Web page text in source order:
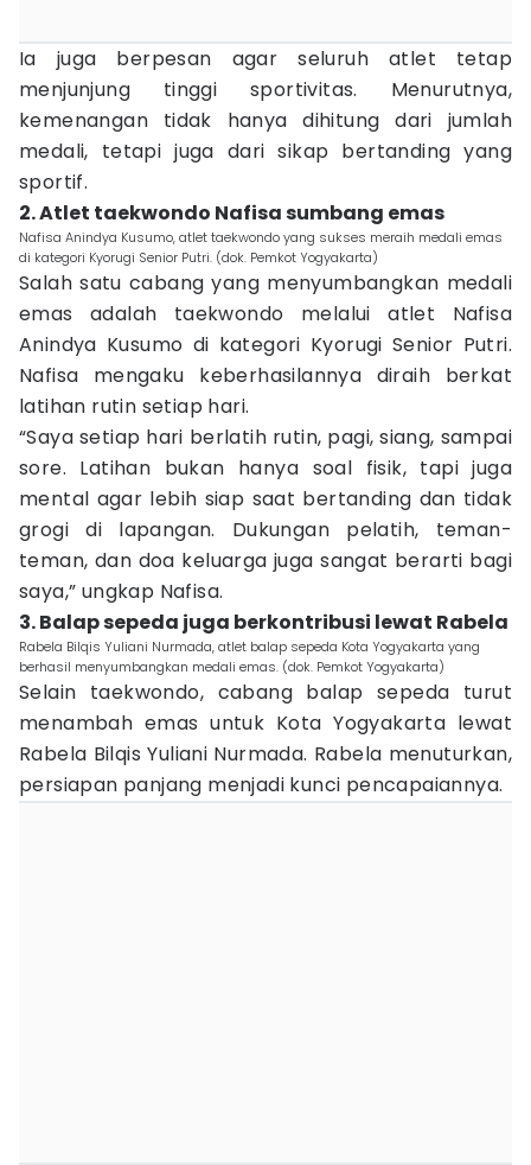
Ia juga berpesan agar seluruh atlet tetap
menjunjung tinggi sportivitas. Menurutnya,
kemenangan tidak hanya dihitung dari jumlah
medali, tetapi juga dari sikap bertanding yang
sportif.
2. Atlet taekwondo Nafisa sumbang emas
Nafisa Anindya Kusumo, atlet taekwondo yang sukses meraih medali emas
di kategori Kyorugi Senior Putri. (dok. Pemkot Yogyakarta)
Salah satu cabang yang menyumbangkan medali
emas adalah taekwondo melalui atlet Nafisa
Anindya Kusumo di kategori Kyorugi Senior Putri.
Nafisa mengaku keberhasilannya diraih berkat
latihan rutin setiap hari.
“Saya setiap hari berlatih rutin, pagi, siang, sampai
sore. Latihan bukan hanya soal fisik, tapi juga
mental agar lebih siap saat bertanding dan tidak
grogi di lapangan. Dukungan pelatih, teman-
teman, dan doa keluarga juga sangat berarti bagi
saya,” ungkap Nafisa.
3. Balap sepeda juga berkontribusi lewat Rabela
Rabela Bilqis Yuliani Nurmada, atlet balap sepeda Kota Yogyakarta yang
berhasil menyumbangkan medali emas. (dok. Pemkot Yogyakarta)
Selain taekwondo, cabang balap sepeda turut
menambah emas untuk Kota Yogyakarta lewat
Rabela Bilqis Yuliani Nurmada. Rabela menuturkan,
persiapan panjang menjadi kunci pencapaiannya.